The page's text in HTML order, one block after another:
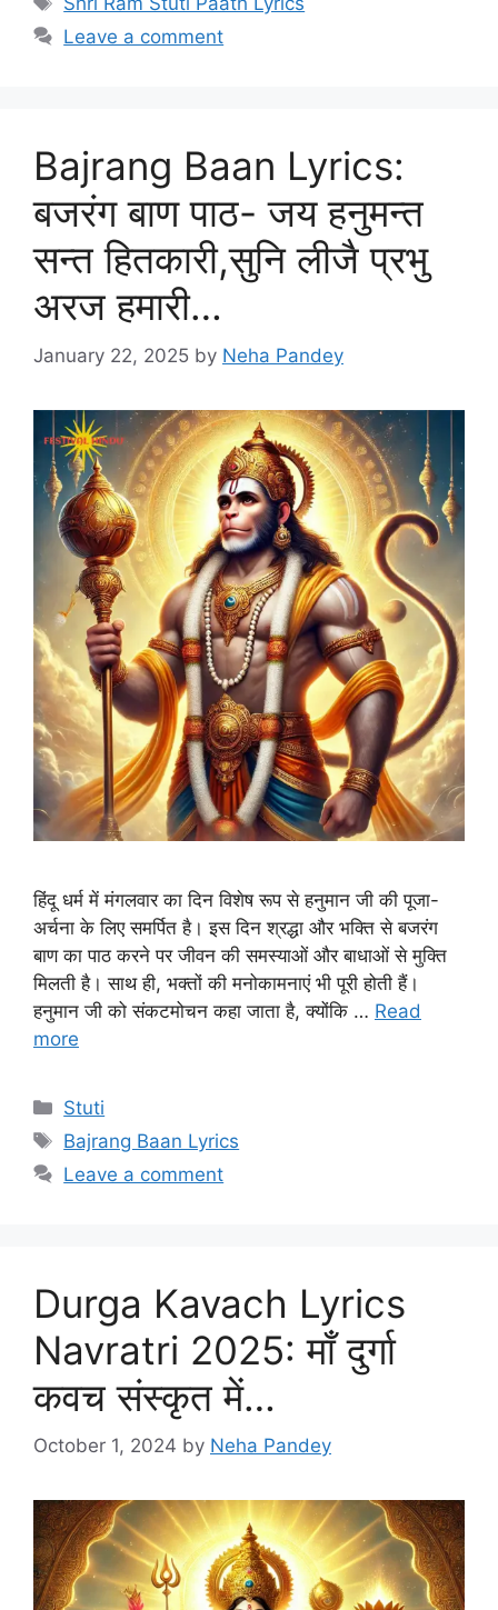
e
i
e
s
aLeave a comment
Bajrang Baan Lyrics:
बजरंग बाण पाठ- जय हनुमन्त
सन्त हितकारी,सुनि लीजै प्रभु
अरज हमारी…
January 22, 2025 by Neha Pandey
हिंदू धर्म में मंगलवार का दिन विशेष रूप से हनुमान जी की पूजा-
अर्चना के लिए समर्पित है। इस दिन श्रद्धा और भक्ति से बजरंग
बाण का पाठ करने पर जीवन की समस्याओं और बाधाओं से मुक्ति
मिलती है। साथ ही, भक्तों की मनोकामनाएं भी पूरी होती हैं।
हनुमान जी को संकटमोचन कहा जाता है, क्योंकि … Read
more
C
a
e
i
e
s
Stuti
T
a
Bajrang Baan Lyrics
Leave a comment
Durga Kavach Lyrics
Navratri 2025: माँ दुर्गा
कवच संस्कृत में…
October 1, 2024 by Neha Pandey